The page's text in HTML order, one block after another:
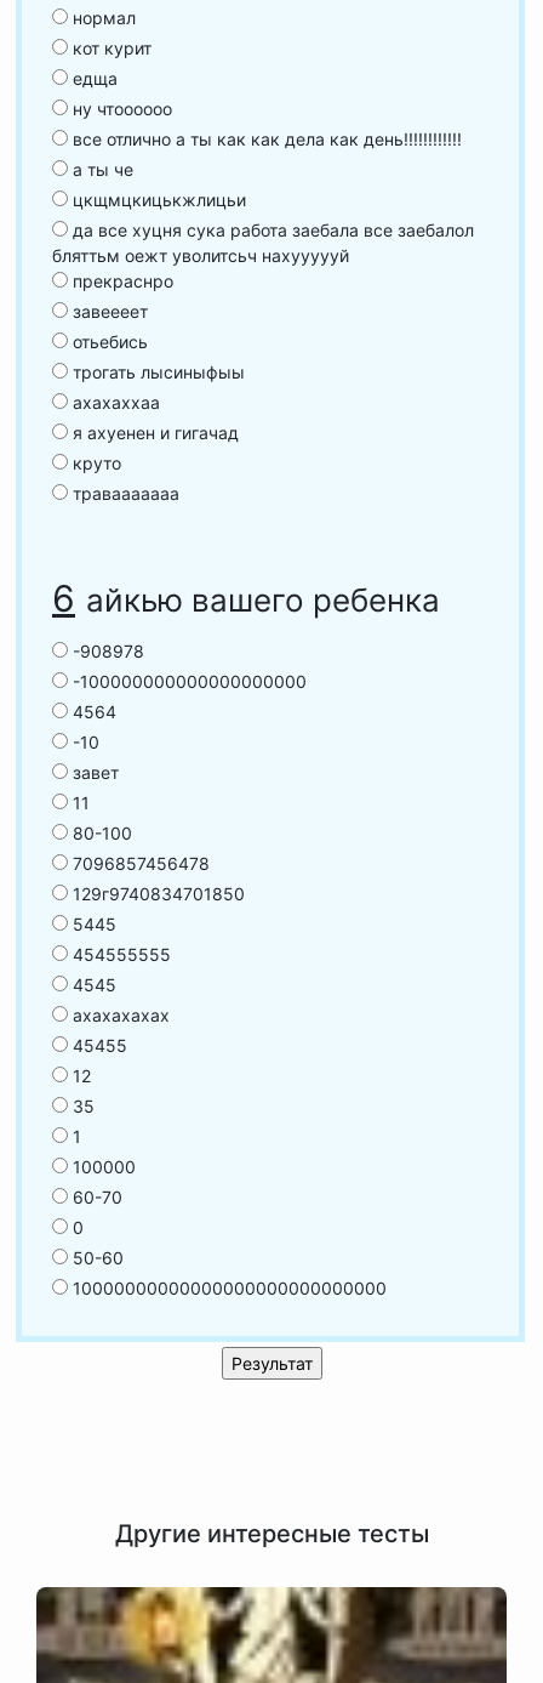
нормал
кот курит
едща
ну чтоооооо
все отлично а ты как как дела как день!!!!!!!!!!!!
а ты че
цкщмцкицькжлицьи
да все хуцня сука работа заебала все заебалол
бляттьм оежт уволитсьч нахуууууй
прекраснро
завеееет
отьебись
трогать лысиныфыы
ахахаххаа
я ахуенен и гигачад
круто
травааааааа
6 айкью вашего ребенка
-908978
-100000000000000000000
4564
-10
завет
11
80-100
7096857456478
129г9740834701850
5445
454555555
4545
ахахахахах
45455
12
35
1
100000
60-70
0
50-60
10000000000000000000000000000
Другие интересные тесты